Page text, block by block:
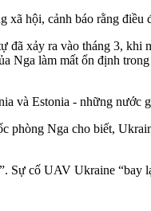
hội, cảnh báo rằng điều
xảy ra vào tháng 3,
Nga làm mất ổn định
và Estonia - những nước
Nga cho biết,
Sự cố UAV Ukraine